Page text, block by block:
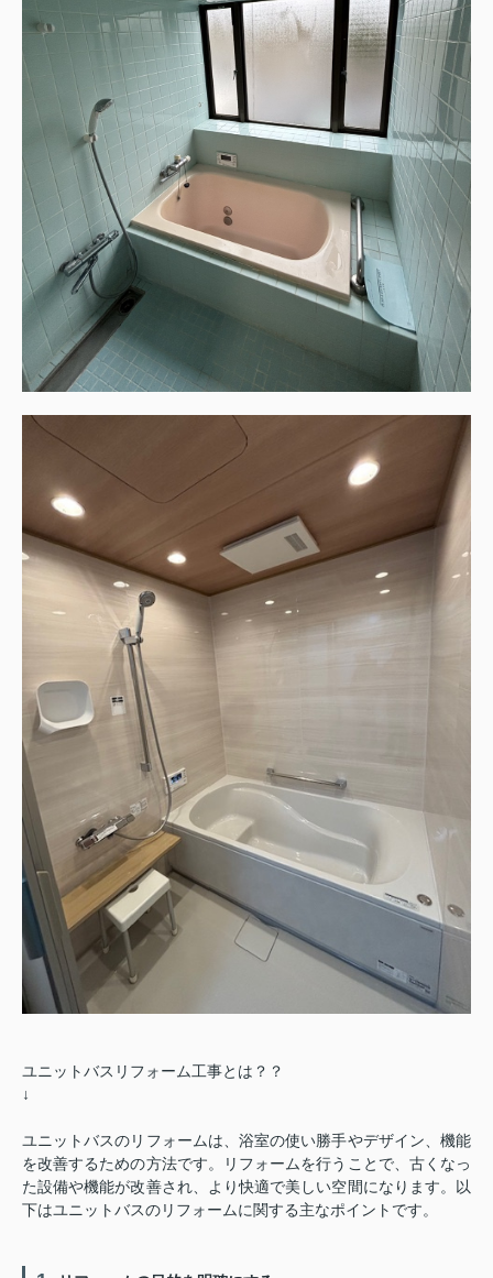
ユニットバスリフォーム工事とは？？
↓
ユニットバスのリフォームは、浴室の使い勝手やデザイン、機能
を改善するための方法です。リフォームを行うことで、古くなっ
た設備や機能が改善され、より快適で美しい空間になります。以
下はユニットバスのリフォームに関する主なポイントです。